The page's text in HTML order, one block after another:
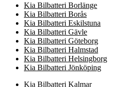
Kia Bilbatteri Borlänge
Kia Bilbatteri Borås
Kia Bilbatteri Eskilstuna
Kia Bilbatteri Gävle
Kia Bilbatteri Göteborg
Kia Bilbatteri Halmstad
Kia Bilbatteri Helsingborg
Kia Bilbatteri Jönköping
Kia Bilbatteri Kalmar